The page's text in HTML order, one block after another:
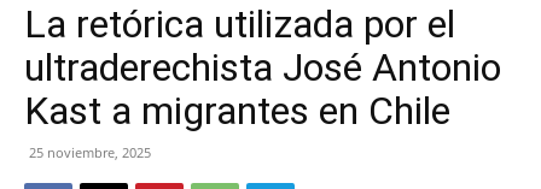
La retórica utilizada por el
ultraderechista José Antonio
Kast a migrantes en Chile
25 noviembre, 2025